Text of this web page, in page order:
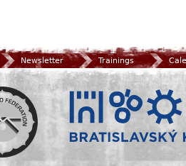
Newsletter Trainings